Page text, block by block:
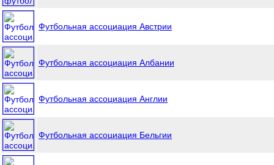
Футбольная ассоциация Австрии
Футбольная ассоциация Албании
Футбольная ассоциация Англии
Футбольная ассоциация Бельгии